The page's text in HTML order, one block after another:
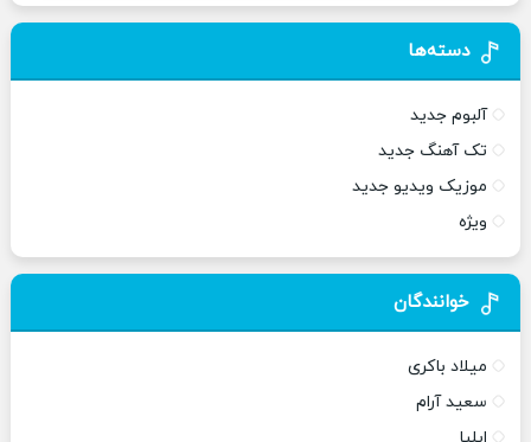
دسته‌ها
آلبوم جدید
تک آهنگ جدید
موزیک ویدیو جدید
ویژه
خوانندگان
میلاد باکری
سعید آرام